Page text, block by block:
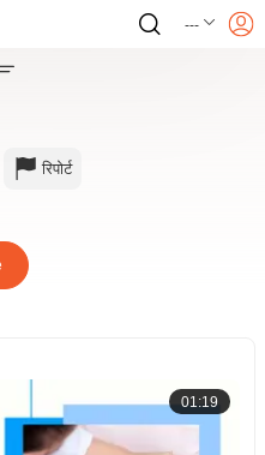
---
रिपोर्ट
01:19